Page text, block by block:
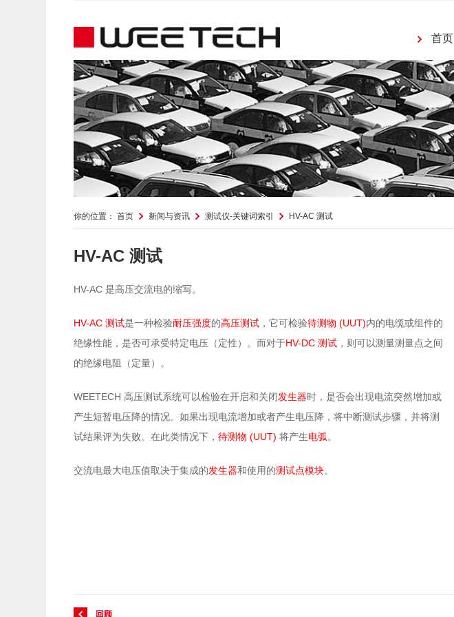
首页
你的位置：首页 新闻与资讯 测试仪-关键词索引 HV-AC 测试
HV-AC 测试
HV-AC是高压交流电的缩写。
HV-AC测试是一种检验耐压强度的高压测试 ，它可检验待测物 (UUT)内的电缆或组件的
绝缘性能，是否可承受特定电压（定性）。而对于HV-DC测试 ，则可以测量测量点之间
的绝缘电阻（定量）。
WEETECH高压测试系统可以检验在开启和关闭发生器时，是否会出现电流突然增加或
产生短暂电压降的情况。如果出现电流增加或者产生电压降，将中断测试步骤，并将测
试结果评为失败。在此类情况下，待测物 (UUT)将产生电弧 。
交流电最大电压值取决于集成的发生器和使用的测试点模块。
回顾